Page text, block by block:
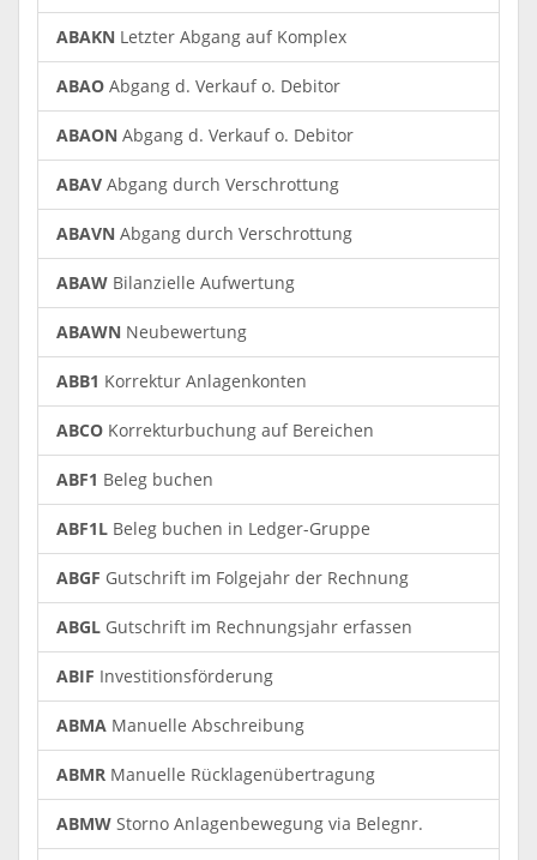
ABAKN Letzter Abgang auf Komplex
ABAO Abgang d. Verkauf o. Debitor
ABAON Abgang d. Verkauf o. Debitor
ABAV Abgang durch Verschrottung
ABAVN Abgang durch Verschrottung
ABAW Bilanzielle Aufwertung
ABAWN Neubewertung
ABB1 Korrektur Anlagenkonten
ABCO Korrekturbuchung auf Bereichen
ABF1 Beleg buchen
ABF1L Beleg buchen in Ledger-Gruppe
ABGF Gutschrift im Folgejahr der Rechnung
ABGL Gutschrift im Rechnungsjahr erfassen
ABIF Investitionsförderung
ABMA Manuelle Abschreibung
ABMR Manuelle Rücklagenübertragung
ABMW Storno Anlagenbewegung via Belegnr.